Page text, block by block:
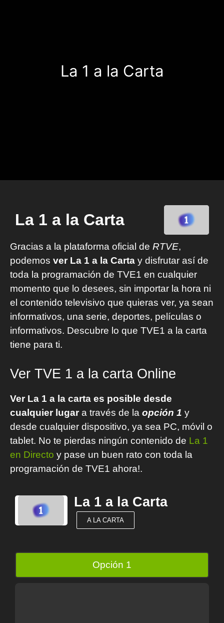
La 1 a la Carta
La 1 a la Carta
Gracias a la plataforma oficial de RTVE,
podemos ver La 1 a la Carta y disfrutar así de
toda la programación de TVE1 en cualquier
momento que lo desees, sin importar la hora ni
el contenido televisivo que quieras ver, ya sean
informativos, una serie, deportes, películas o
informativos. Descubre lo que TVE1 a la carta
tiene para ti.
Ver TVE 1 a la carta Online
Ver La 1 a la carta es posible desde
cualquier lugara través de la opción 1 y
desde cualquier dispositivo, ya sea PC, móvil o
tablet. No te pierdas ningún contenido de La 1
en Directo y pase un buen rato con toda la
programación de TVE1 ahora!.
La 1 a la Carta
A LA CARTA
Opción 1